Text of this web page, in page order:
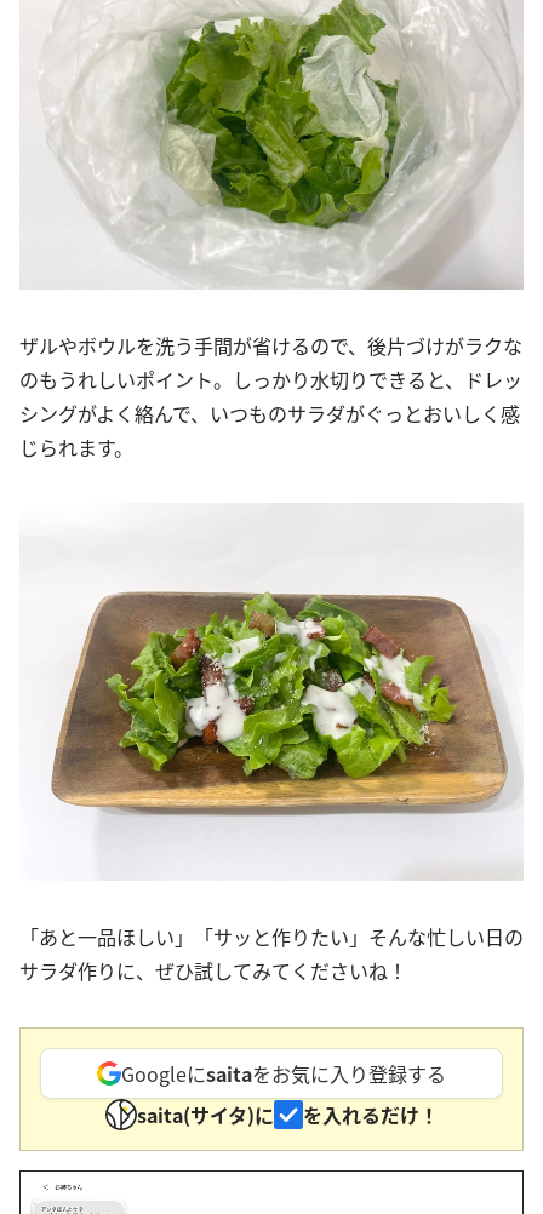
ザルやボウルを洗う手間が省けるので、後片づけがラクな
のもうれしいポイント。しっかり水切りできると、ドレッ
シングがよく絡んで、いつものサラダがぐっとおいしく感
じられます。
「あと一品ほしい」「サッと作りたい」そんな忙しい日の
サラダ作りに、ぜひ試してみてくださいね！
Googleにsaitaをお気に入り登録する
saita(サイタ)に
を入れるだけ！